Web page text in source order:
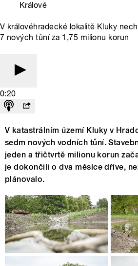
Králové
V královéhradecké lokalitě Kluky
7 nových tůní za 1,75 milionu korun
0:20
V katastrálním území Kluky v
sedm nových vodních tůní.
jeden a třičtvrtě milionu korun
je dokončili o dva měsíce dříve,
plánovalo.